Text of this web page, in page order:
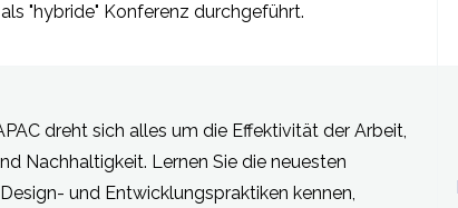
"hybride" Konferenz durchgeführt.
dreht sich alles um die Effektivität der Arbeit,
Nachhaltigkeit. Lernen Sie die neuesten
und Entwicklungspraktiken kennen,